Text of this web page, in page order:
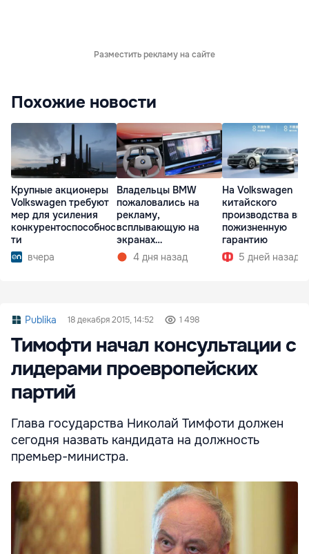
Разместить рекламу на сайте
Похожие новости
Крупные акционеры
Volkswagen требуют
мер для усиления
конкурентоспособнос
ти
вчера
Владельцы BMW
пожаловались на
рекламу,
всплывающую на
экранах
мультимедиа при
запуске
4 дня назад
На Volkswagen
китайского
производства
пожизненную
гарантию
5 дней назад
Publika 18 декабря 2015, 14:52 1 498
Тимофти начал консультации с
лидерами проевропейских
партий
Глава государства Николай Тимфоти должен
сегодня назвать кандидата на должность
премьер-министра.